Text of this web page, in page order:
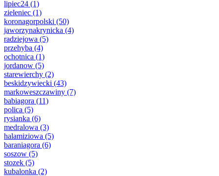
lipiec24 (1)
zieleniec (1)
koronagorpolski (50)
jaworzynakrynicka (4)
radziejowa (5)
przehyba (4)
ochotnica (1)
jordanow (5)
starewierchy (2)
beskidzywiecki (43)
markoweszczawiny (7)
babiagora (11)
polica (5)
rysianka (6)
medralowa (3)
halamiziowa (5)
baraniagora (6)
soszow (5)
stozek (5)
kubalonka (2)